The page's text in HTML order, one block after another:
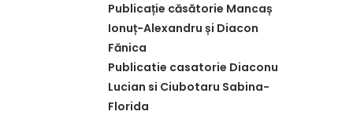
Publicație căsătorie Mancaș
Ionuț-Alexandru și Diacon
Fănica
Publicatie casatorie Diaconu
Lucian si Ciubotaru Sabina-
Florida